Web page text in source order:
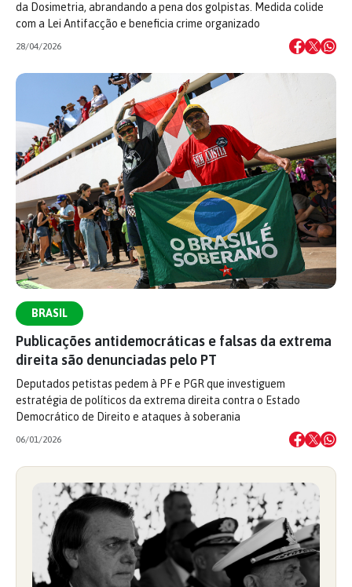
da Dosimetria, abrandando a pena dos golpistas. Medida colide
com a Lei Antifacção e beneficia crime organizado
28/04/2026
BRASIL
Publicações antidemocráticas e falsas da extrema
direita são denunciadas pelo PT
Deputados petistas pedem à PF e PGR que investiguem
estratégia de políticos da extrema direita contra o Estado
Democrático de Direito e ataques à soberania
06/01/2026